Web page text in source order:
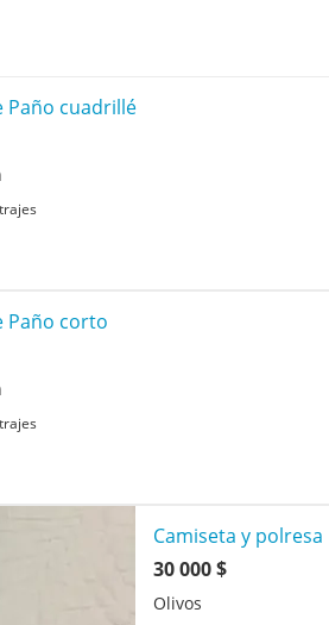
Paño cuadrillé
Paño corto
Camiseta y polresa
30 000 $
Olivos